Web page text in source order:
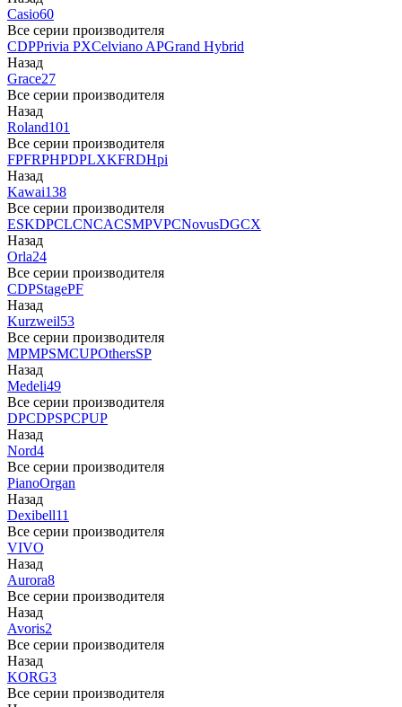
Casio60
Все серии производителя
CDPPrivia PXCelviano APGrand Hybrid
Назад
Grace27
Все серии производителя
Назад
Roland101
Все серии производителя
FPFRPHPDPLXKFRDHpi
Назад
Kawai138
Все серии производителя
ESKDPCLCNCACSMPVPCNovusDGCX
Назад
Orla24
Все серии производителя
CDPStagePF
Назад
Kurzweil53
Все серии производителя
MPMPSMCUPOthersSP
Назад
Medeli49
Все серии производителя
DPCDPSPCPUP
Назад
Nord4
Все серии производителя
PianoOrgan
Назад
Dexibell11
Все серии производителя
VIVO
Назад
Aurora8
Все серии производителя
Назад
Avoris2
Все серии производителя
Назад
KORG3
Все серии производителя